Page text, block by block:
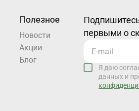
Полезное
Новости
Акции
Блог
первыми о
Я даю
данных и